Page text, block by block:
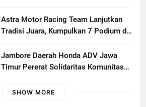
Astra Motor Racing Team Lanjutkan
Tradisi Juara, Kumpulkan 7 Podium di
Jambore Daerah Honda ADV Jawa
Timur Pererat Solidaritas Komunitas
di Banyuwangi
SHOW MORE